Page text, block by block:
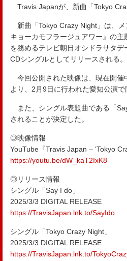
Travis Japanが、新曲「Tokyo
新曲「Tokyo Crazy Night」は、
キョーカモフラージュアワー』の
を務めるテレビ朝日オシドラサタ
CDシングルとしてリリースされる。
今回公開された映像は、現在開催
より、2月9日に行われた愛知公演
また、シングル表題曲である「
されることが決定した。
◎映像情報
YouTube『Travis Japan – ‘Tokyo
https://youtu.be/dW_kaT2IxK8
◎リリース情報
シングル「Say I do」
2025/3/3 DIGITAL RELEASE
https://TravisJapan.lnk.to/SayIdo
シングル「Tokyo Crazy Night」
2025/3/3 DIGITAL RELEASE
https://TravisJapan.lnk.to/